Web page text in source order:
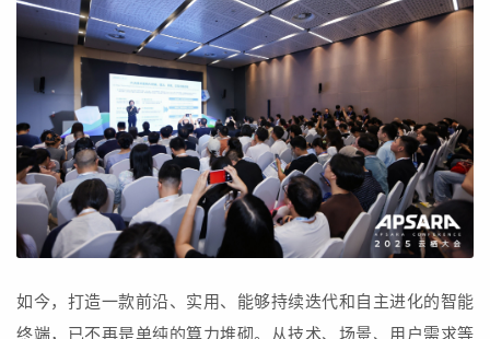
如今，打造一款前沿、实用、能够持续迭代和自主进化的智能
终端，已不再是单纯的算力堆砌。从技术、场景、用户需求等